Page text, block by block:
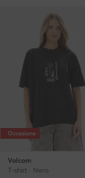
Occasione
Volcom
T-shirt · Nero